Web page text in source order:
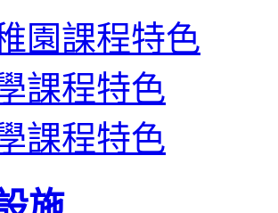
園課程特色
課程特色
課程特色